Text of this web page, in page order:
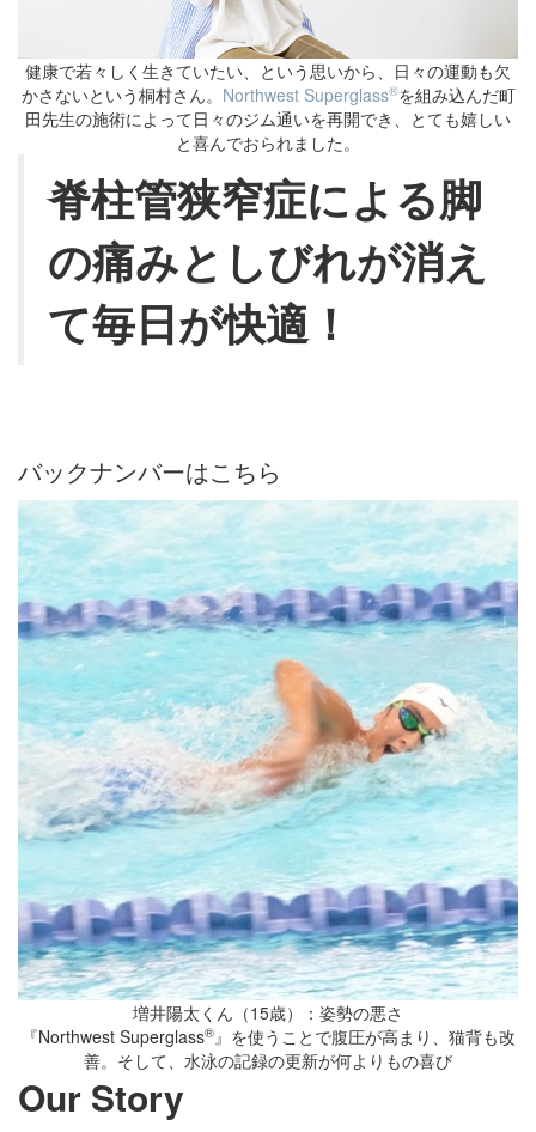
健康で若々しく生きていたい、という思いから、日々の運動も欠
かさないという桐村さん。 Northwest Superglass®を組み込んだ町
田先生の施術によって日々のジム通いを再開でき、とても嬉しい
と喜んでおられました。
脊柱管狭窄症による脚
の痛みとしびれが消え
て毎日が快適！
バックナンバーはこちら
増井陽太くん（15歳）：姿勢の悪さ
『Northwest Superglass®』を使うことで腹圧が高まり、猫背も改
善。そして、水泳の記録の更新が何よりもの喜び
Our Story